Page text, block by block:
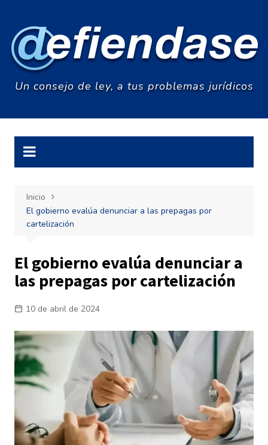
contenido
Un consejo de ley, a tus problemas jurídicos
Inicio
El gobierno evalúa denunciar a las prepagas por
cartelización
El gobierno evalúa denunciar a
las prepagas por cartelización
10 de abril de 2024